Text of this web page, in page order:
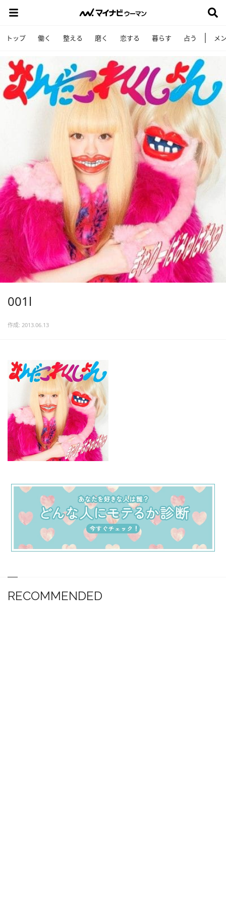
トップ 働く 整える 磨く 恋する 暮らす 占う メ
001l
作成: 2013.06.13
RECOMMENDED